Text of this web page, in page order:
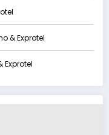
& Exprotel
Exprotel